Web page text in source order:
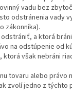
vadu bez
odstránenia vady
zákonníka).
a ktorá
na odstúpenie od
však nebráni
tovaru alebo
zvolí jedno z